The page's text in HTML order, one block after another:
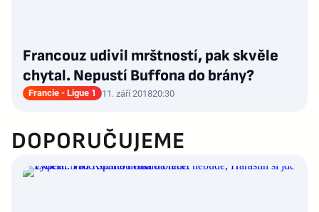
Francouz udivil mrštností, pak skvěle
chytal. Nepustí Buffona do brány?
Francie - Ligue 1 11. září 201820:30
DOPORUČUJEME